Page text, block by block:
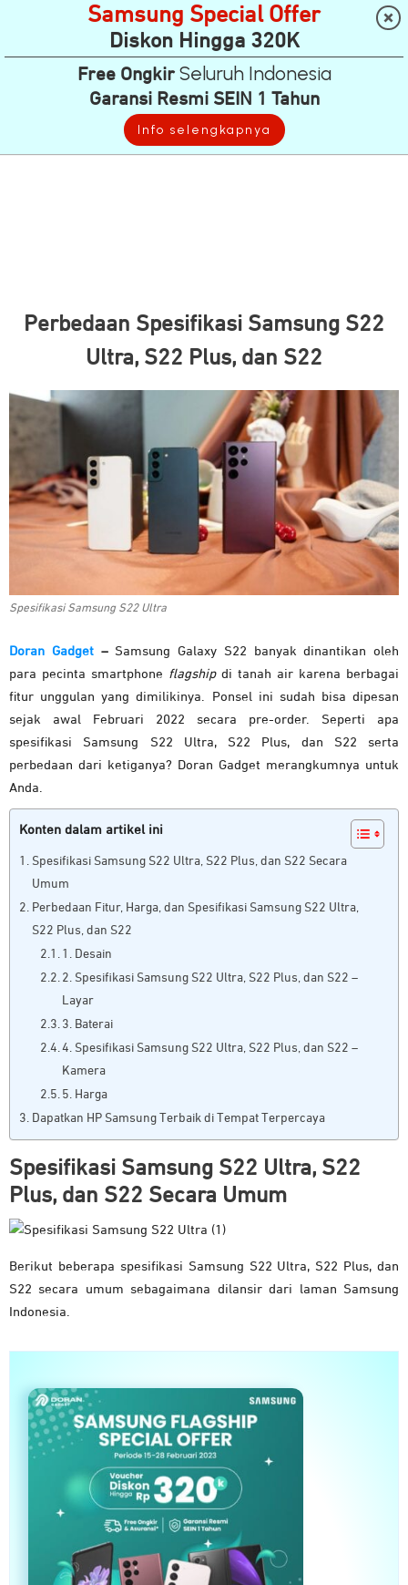
Perbedaan Spesifikasi Samsung S22
Ultra, S22 Plus, dan S22
Spesifikasi Samsung S22 Ultra
Doran Gadget– Samsung Galaxy S22 banyak dinantikan oleh
para pecinta smartphone flagshipdi tanah air karena berbagai
fitur unggulan yang dimilikinya. Ponsel ini sudah bisa dipesan
sejak awal Februari 2022 secara pre-order. Seperti apa
spesifikasi Samsung S22 Ultra, S22 Plus, dan S22 serta
perbedaan dari ketiganya? Doran Gadget merangkumnya untuk
Anda.
Konten dalam artikel ini
Spesifikasi Samsung S22 Ultra, S22 Plus, dan S22 Secara
Umum
Perbedaan Fitur, Harga, dan Spesifikasi Samsung S22 Ultra,
S22 Plus, dan S22
1. Desain
2. Spesifikasi Samsung S22 Ultra, S22 Plus, dan S22 –
Layar
3. Baterai
4. Spesifikasi Samsung S22 Ultra, S22 Plus, dan S22 –
Kamera
5. Harga
Dapatkan HP Samsung Terbaik di Tempat Terpercaya
Spesifikasi Samsung S22 Ultra, S22
Plus, dan S22 Secara Umum
Berikut beberapa spesifikasi Samsung S22 Ultra, S22 Plus, dan
S22 secara umum sebagaimana dilansir dari laman Samsung
Indonesia.
Samsung Special Offer
Diskon Hingga 320K
Free OngkirSeluruh Indonesia
Garansi Resmi SEIN 1 Tahun
Info selengkapnya